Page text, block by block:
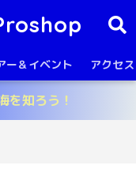
ー＆イベント アクセス
を知ろう！